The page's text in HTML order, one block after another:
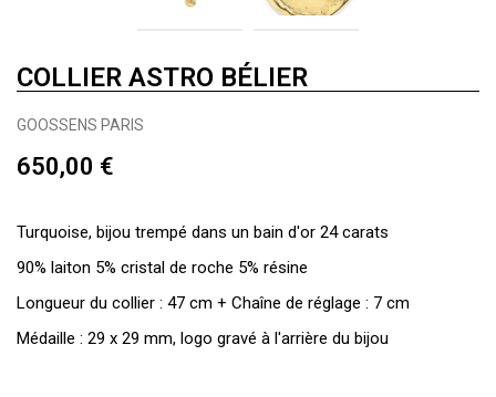
COLLIER ASTRO BÉLIER
GOOSSENS PARIS
650,00 €
Turquoise, bijou trempé dans un bain d'or 24 carats
90% laiton 5% cristal de roche 5% résine
Longueur du collier : 47 cm + Chaîne de réglage : 7 cm
Médaille : 29 x 29 mm, logo gravé à l'arrière du bijou